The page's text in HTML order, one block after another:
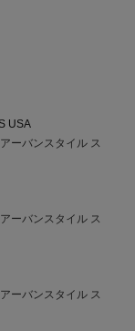
USA
ーバンスタイル ス
ーバンスタイル ス
ーバンスタイル ス